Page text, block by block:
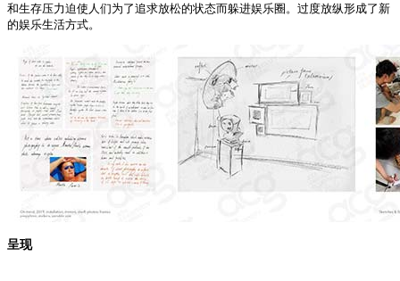
和生存压力迫使人们为了追求放松的状态而躲进娱乐圈。过度放纵形成了新
的娱乐生活方式。
呈现